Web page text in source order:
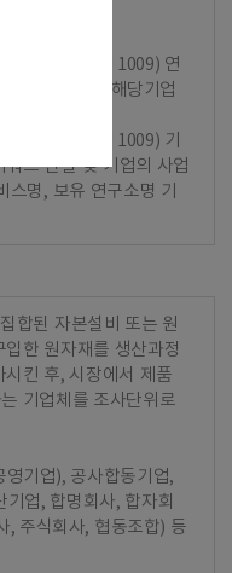
굴
지정 및 해당기업
드 선별 및 기업의 사업
스명, 보유 연구소명 기
합된 자본설비 또는 원
한 원자재를 생산과정
킨 후, 시장에서 제품
기업체를 조사단위로
기업), 공사합동기업,
업, 합명회사, 합자회
, 주식회사, 협동조합) 등